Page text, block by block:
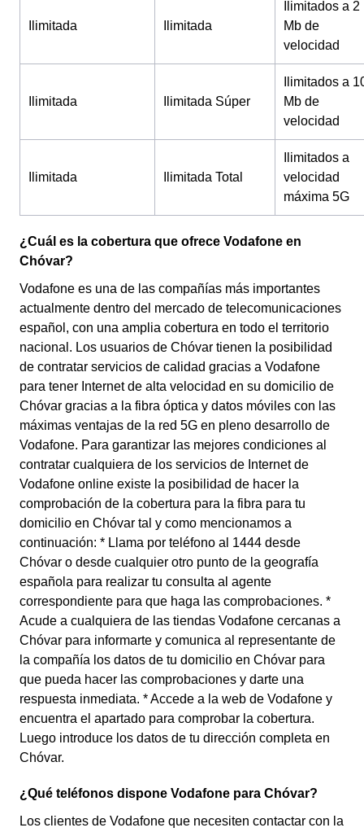
Ilimitada Ilimitada
Ilimitados a 2
Mb de
velocidad
Ilimitada Ilimitada Súper
Ilimitados a
Mb de
velocidad
Ilimitada Ilimitada Total
Ilimitados a
velocidad
máxima 5G
¿Cuál es la cobertura que ofrece Vodafone en
Chóvar?
Vodafone es una de las compañías más importantes
actualmente dentro del mercado de telecomunicaciones
español, con una amplia cobertura en todo el territorio
nacional. Los usuarios de Chóvar tienen la posibilidad
de contratar servicios de calidad gracias a Vodafone
para tener Internet de alta velocidad en su domicilio de
Chóvar gracias a la fibra óptica y datos móviles con las
máximas ventajas de la red 5G en pleno desarrollo de
Vodafone. Para garantizar las mejores condiciones al
contratar cualquiera de los servicios de Internet de
Vodafone online existe la posibilidad de hacer la
comprobación de la cobertura para la fibra para tu
domicilio en Chóvar tal y como mencionamos a
continuación: * Llama por teléfono al 1444 desde
Chóvar o desde cualquier otro punto de la geografía
española para realizar tu consulta al agente
correspondiente para que haga las comprobaciones. *
Acude a cualquiera de las tiendas Vodafone cercanas a
Chóvar para informarte y comunica al representante de
la compañía los datos de tu domicilio en Chóvar para
que pueda hacer las comprobaciones y darte una
respuesta inmediata. * Accede a la web de Vodafone y
encuentra el apartado para comprobar la cobertura.
Luego introduce los datos de tu dirección completa en
Chóvar.
¿Qué teléfonos dispone Vodafone para Chóvar?
Los clientes de Vodafone que necesiten contactar con la